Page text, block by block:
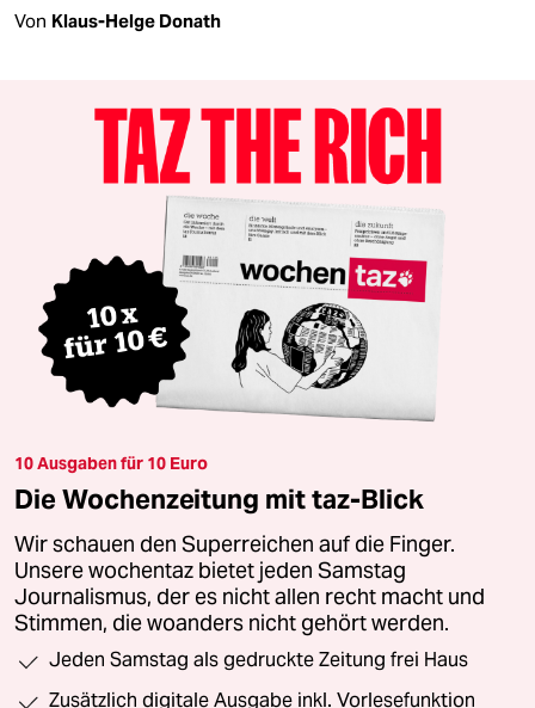
Von Klaus-Helge Donath
10 Ausgaben für 10 Euro
Die Wochenzeitung mit taz-Blick
Wir schauen den Superreichen auf die Finger.
Unsere wochentaz bietet jeden Samstag
Journalismus, der es nicht allen recht macht und
Stimmen, die woanders nicht gehört werden.
Jeden Samstag als gedruckte Zeitung frei Haus
Zusätzlich digitale Ausgabe inkl. Vorlesefunktion